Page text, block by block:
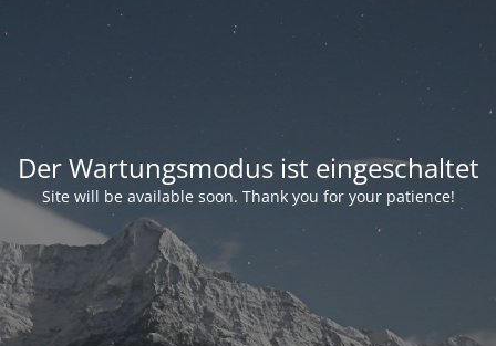
Der Wartungsmodus ist eingeschaltet
Site will be available soon. Thank you for your patience!